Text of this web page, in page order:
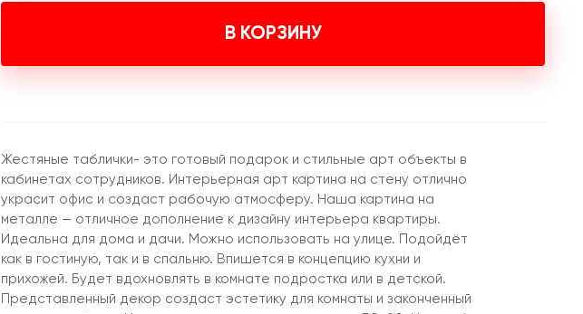
В КОРЗИНУ
Жестяные таблички- это готовый подарок и стильные арт объекты в
кабинетах сотрудников. Интерьерная арт картина на стену отлично
украсит офис и создаст рабочую атмосферу. Наша картина на
металле — отличное дополнение к дизайну интерьера квартиры.
Идеальна для дома и дачи. Можно использовать на улице. Подойдёт
как в гостиную, так и в спальню. Впишется в концепцию кухни и
прихожей. Будет вдохновлять в комнате подростка или в детской.
Представленный декор создаст эстетику для комнаты и законченный